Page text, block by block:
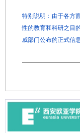
特别说明：由于各方
性的教育和科研之目
威部门公布的正式信